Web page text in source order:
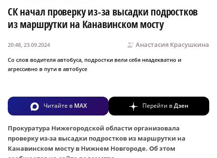
СК начал проверку из-за высадки подростков
из маршрутки на Канавинском мосту
Анастасия Красушкина
20:48, 23.09.2024
Со слов водителя автобуса, подростки вели себя неадекватно и
агрессивно в пути в автобусе
Читайте в MAX Перейти вДзен
Прокуратура Нижегородской области организовала
проверку из-за высадки подростков из маршрутки на
Канавинском мосту в Нижнем Новгороде. Об этом